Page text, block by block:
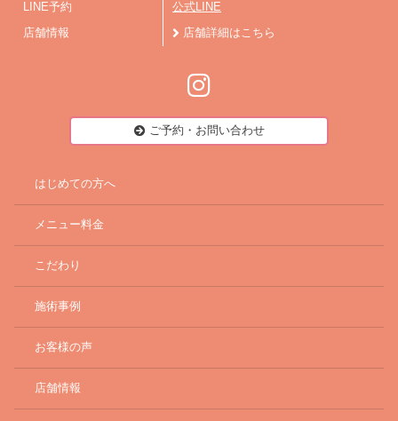
LINE予約 公式LINE
店舗情報 店舗詳細はこちら
ご予約・お問い合わせ
はじめての方へ
メニュー料金
こだわり
施術事例
お客様の声
店舗情報